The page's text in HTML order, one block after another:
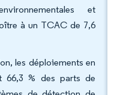
et
à un TCAC de 7,6
les déploiements en
66,3 % des parts de